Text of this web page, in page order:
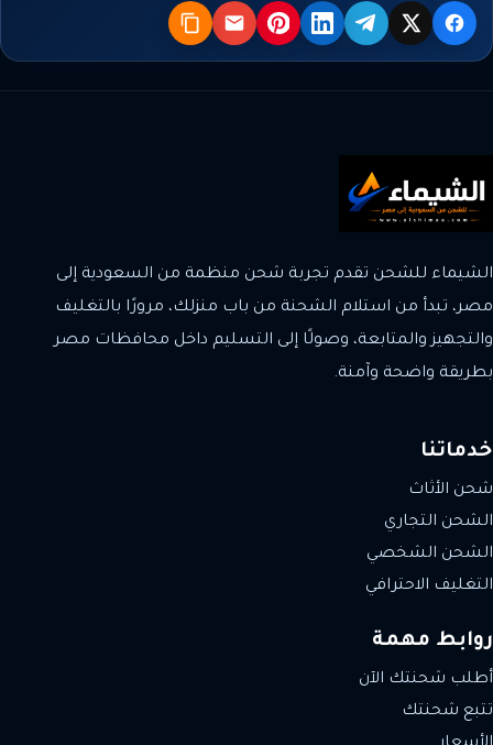
فيسبوك
X تيليجراملينكدإنبنترستالبريد نسخ
الشيماء للشحن تقدم تجربة شحن منظمة من السعودية إلى
مصر، تبدأ من استلام الشحنة من باب منزلك، مرورًا بالتغليف
والتجهيز والمتابعة، وصولًا إلى التسليم داخل محافظات مصر
بطريقة واضحة وآمنة.
خدماتنا
شحن الأثاث
الشحن التجاري
الشحن الشخصي
التغليف الاحترافي
روابط مهمة
أطلب شحنتك الآن
تتبع شحنتك